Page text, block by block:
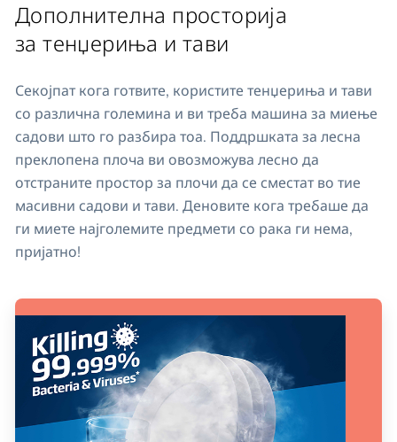
Дополнителна просторија
за тенџериња и тави
Секојпат кога готвите, користите тенџериња и тави
со различна големина и ви треба машина за миење
садови што го разбира тоа. Поддршката за лесна
преклопена плоча ви овозможува лесно да
отстраните простор за плочи да се сместат во тие
масивни садови и тави. Деновите кога требаше да
ги миете најголемите предмети со рака ги нема,
пријатно!